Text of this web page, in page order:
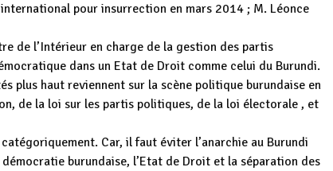
pour insurrection en mars 2014 ; M. Léonce
de l’Intérieur en charge de la gestion des partis
dans un Etat de Droit comme celui du Burundi.
plus haut reviennent sur la scène politique burundaise en
de la loi sur les partis politiques, de la loi électorale , et
Car, il faut éviter l’anarchie au Burundi
burundaise, l’Etat de Droit et la séparation des